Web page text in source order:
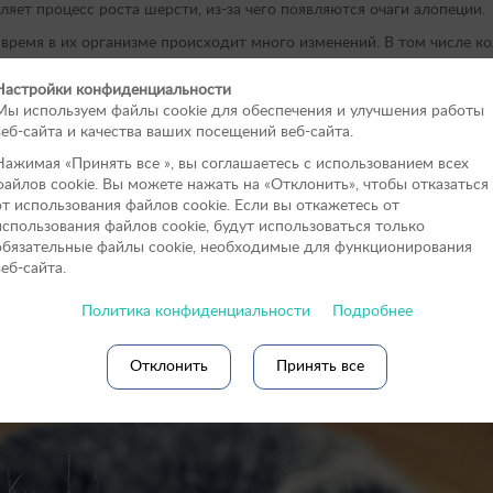
процесс роста шерсти, из-за чего появляются очаги алопеции.
в их организме происходит много изменений. В том числе
больше мерзнут.
возрастачаще всего подвержены проблемам из-за снижения
шерстяной покров редеет.
начинают себя чаще вылизывать и грызть, чтобы успокоится,
Кошки ежедневно теряют некоторое количество
шерсти заметно ухудшается, волоски могут начать выпадать как
конфиденциальности
используем файлы cookie для обеспечения и улучшения работы
сайта и качества ваших посещений веб-сайта.
«Принять вce », вы соглашаетесь с использованием всех
cookie. Вы можете нажать на «Отклонить», чтобы отказаться
использования файлов сookie. Если вы откажетесь от
файлов cookie, будут использоваться только
файлы cookie, необходимые для функционирования
сайта.
Политика конфиденциальности Подробнее
Отклонить Принять все